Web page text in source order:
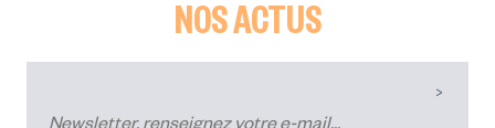
NOS ACTUS